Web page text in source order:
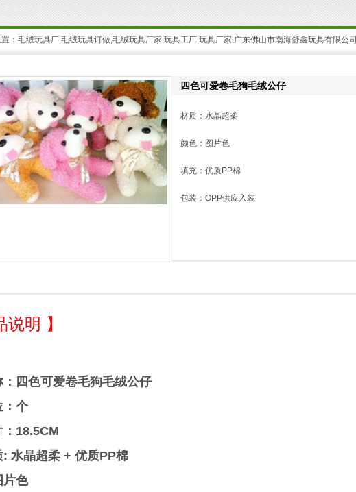
： 毛绒玩具厂,毛绒玩具订做,毛绒玩具厂家,玩具工厂,玩具厂家,广东佛山市南海舒鑫玩具有限公司
四色可爱卷毛狗毛绒公仔
材质：水晶超柔
颜色：图片色
填充：优质PP棉
包装：OPP供应入装
说明 】
：四色可爱卷毛狗毛绒公仔
：个
18.5CM
: 水晶超柔 + 优质PP棉
片色